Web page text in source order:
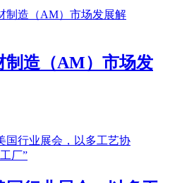
制造（AM）市场发